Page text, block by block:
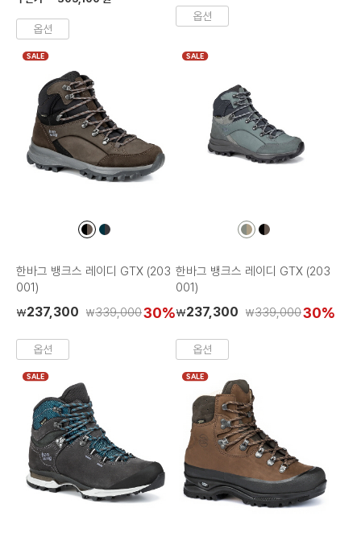
옵션
옵션
SALE
컬
컬
한바그 뱅크스 레이디 GTX (203
001)
₩237,300 ₩339,00030%
옵션
SALE
컬
컬
한바그 뱅크스 레이디 GTX (203
001)
₩237,300 ₩339,00030%
옵션
SALE SALE